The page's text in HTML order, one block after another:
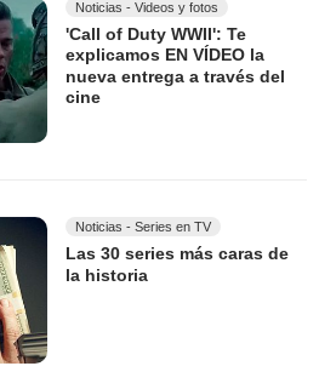
Noticias - Videos y fotos
'Call of Duty WWII': Te
explicamos EN VÍDEO la
nueva entrega a través del
cine
Noticias - Series en TV
Las 30 series más caras de
la historia